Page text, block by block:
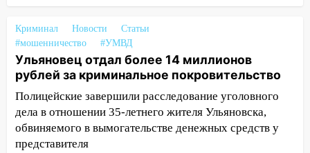
объявлена ракетная опасность
10:00 В Старомайнском районе утонул
51-летний мужчина
09:50
застрял в тепловозе
09:44 Ульяновские спасатели помогли
юному велосипедисту на улице
Криминал Новости
Статьи
#мошенничество
#УМВД
Ульяновец отдал более 14 миллионов
рублей за криминальное покровительство
Полицейские завершили расследование уголовного
дела в отношении 35-летнего жителя Ульяновска,
обвиняемого в вымогательстве денежных средств у
представителя